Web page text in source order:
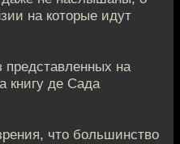
на которые идут
на
книгу де Сада
что большинство